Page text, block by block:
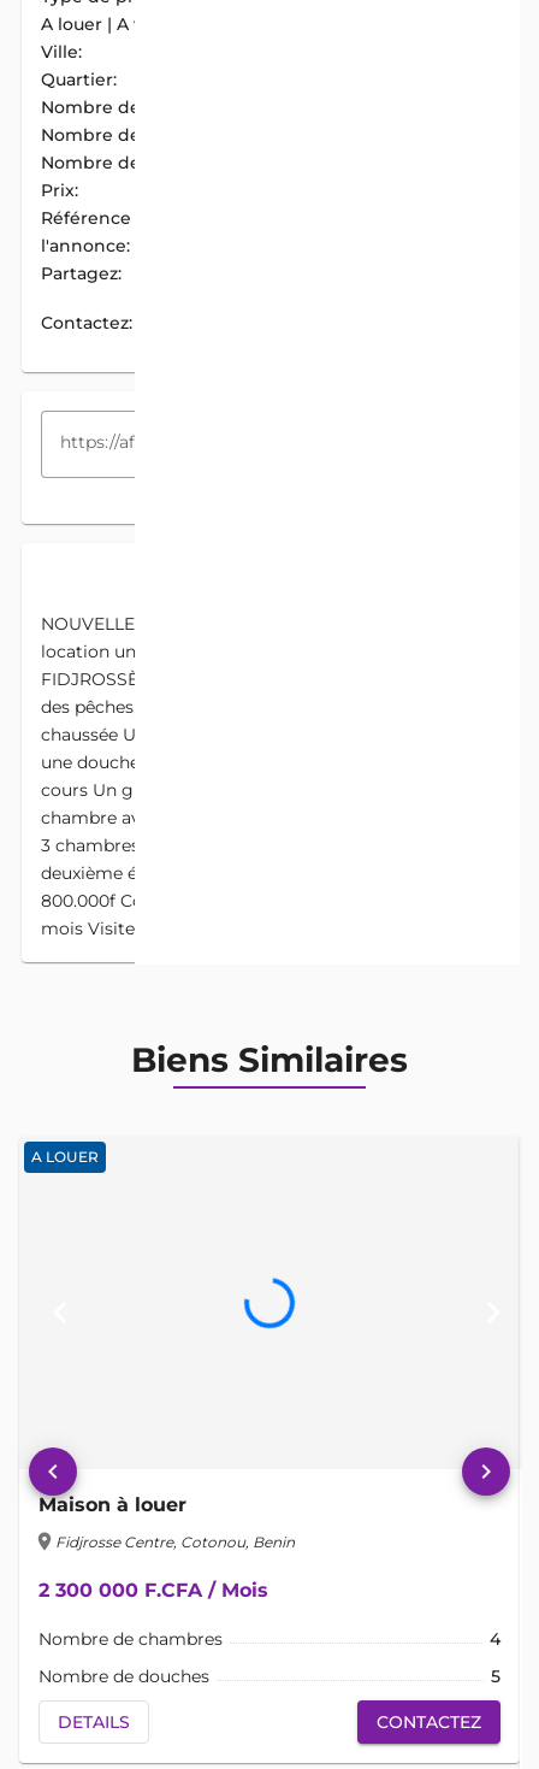
A louer | A vendre:
Ville:
Quartier:
Nombre de chambres:
Nombre de douches:
Nombre de cuisines:
Prix:
Référence de
l'annonce:
Partagez:
Contactez:
NOUVELLE CONSTRUCTION Nous mettons en
location une villa duplex de 4 chambres salon sise à
FIDJROSSÈ TÔGBIN en 4ème position de la route
des pêches, vue sur la mer comportant Au rez de
chaussée Un garage Une guérite du gardien avec
une douche externe Un espace vert Une arrière
cours Un grand salon Une grande cuisine Une
chambre avec sa douche Au premier étage Un salon
3 chambres avec leurs douche chacune Au
deuxième étage Un espace de fête Loyer mensuel
800.000f Conditions Bail Commission immobilière 1
mois Visite payante
Biens Similaires
A LOUER
Maison à louer
location_on Fidjrosse Centre, Cotonou, Benin
2 300 000 F.CFA / Mois
Nombre de chambres
4
Nombre de douches
5
DETAILS CONTACTEZ
keyboard_arrow_left keyboard_arrow_right